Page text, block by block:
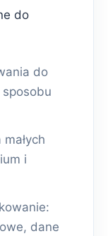
do
do
i
dane